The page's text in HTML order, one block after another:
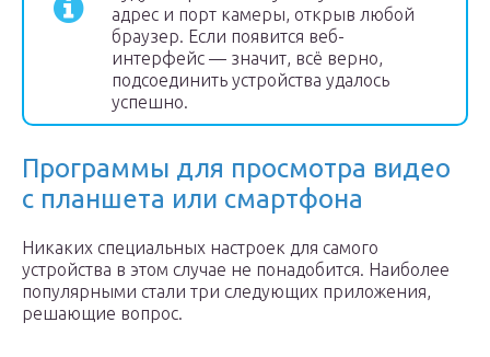
адрес и порт камеры, открыв любой
браузер. Если появится веб-
интерфейс — значит, всё верно,
подсоединить устройства удалось
успешно.
Программы для просмотра видео
с планшета или смартфона
Никаких специальных настроек для самого
устройства в этом случае не понадобится. Наиболее
популярными стали три следующих приложения,
решающие вопрос.